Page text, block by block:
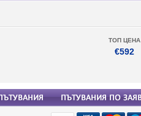
ТОП ЦЕНА
€592